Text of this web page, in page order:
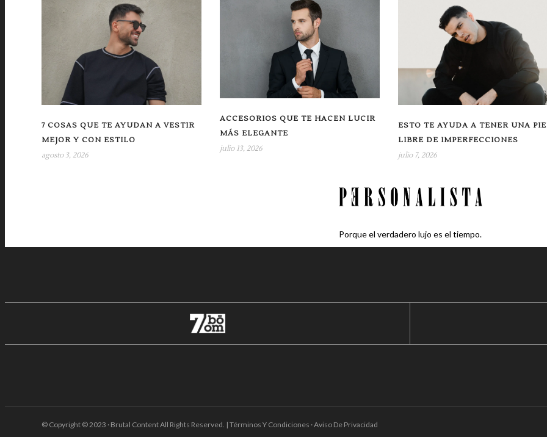
7 COSAS QUE TE AYUDAN A VESTIR
MEJOR Y CON ESTILO
agosto 3, 2026
ACCESORIOS QUE TE HACEN LUCIR
MÁS ELEGANTE
julio 13, 2026
ESTO TE AYUDA A TENER UNA
LIBRE DE IMPERFECCIONES
julio 7, 2026
Porque el verdadero lujo es el tiempo.
© Copyright © 2023 · Brutal Content All Rights Reserved. | Términos Y Condiciones · Aviso De Privacidad